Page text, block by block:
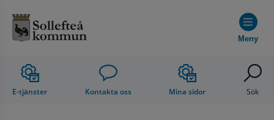
Meny
E-tjänster Kontakta oss Mina sidor Sök